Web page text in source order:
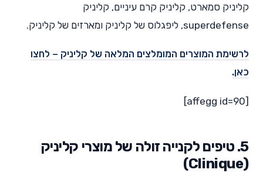
קליניק סמארט, קליניק קרם עיניים, קליניק
superdefense, ליפגלוס של קליניק ומארזים של קליניק.
לרשימת המוצרים המומלצים המלאה של קליניק – לחצו
כאן.
[affegg id=90]
5. טיפים לקנייה זולה של מוצרי קליניק
(Clinique)